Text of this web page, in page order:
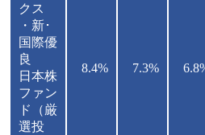
クス
・新･
国際優
良
日本株
ファン
ド（厳
選投
8.4% 7.3%